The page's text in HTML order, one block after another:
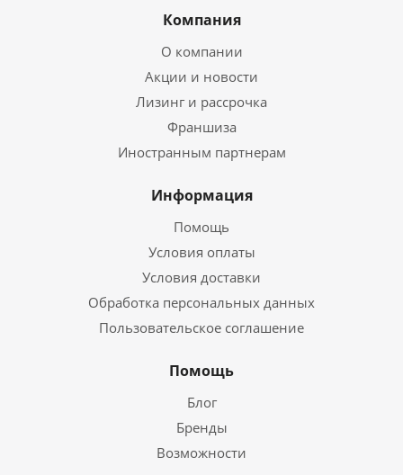
Компания
О компании
Акции и новости
Лизинг и рассрочка
Франшиза
Иностранным партнерам
Информация
Помощь
Условия оплаты
Условия доставки
Обработка персональных данных
Пользовательское соглашение
Помощь
Блог
Бренды
Возможности